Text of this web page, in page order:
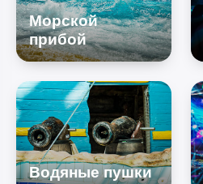
Морской
прибой
Водяные пушки